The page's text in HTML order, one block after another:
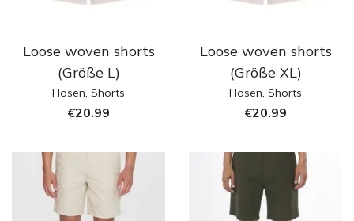
Loose woven shorts
(Größe L)
Hosen, Shorts
€20.99
Loose woven shorts
(Größe XL)
Hosen, Shorts
€20.99